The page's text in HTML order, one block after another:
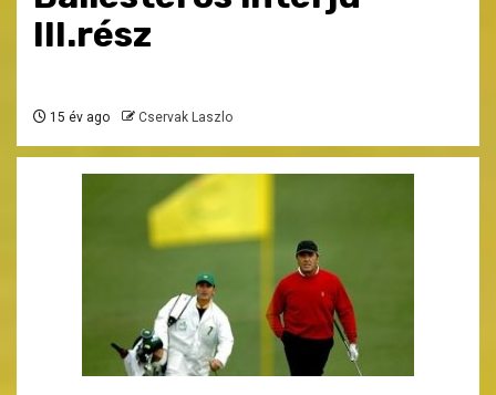
III.rész
15 év ago Cservak Laszlo